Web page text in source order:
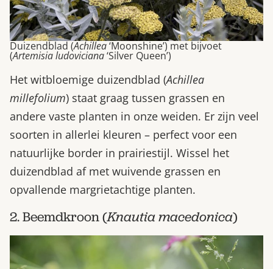
Duizendblad (Achillea‘Moonshine’) met bijvoet
(Artemisia ludoviciana‘Silver Queen’)
Het witbloemige duizendblad (Achillea
millefolium) staat graag tussen grassen en
andere vaste planten in onze weiden. Er zijn veel
soorten in allerlei kleuren – perfect voor een
natuurlijke border in prairiestijl. Wissel het
duizendblad af met wuivende grassen en
opvallende margrietachtige planten.
2. Beemdkroon (Knautia macedonica)